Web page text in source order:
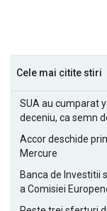
Cele mai citite stiri
SUA au cumparat
deceniu, ca semn
Accor deschide
Mercure
Banca de Investitii
a Comisiei